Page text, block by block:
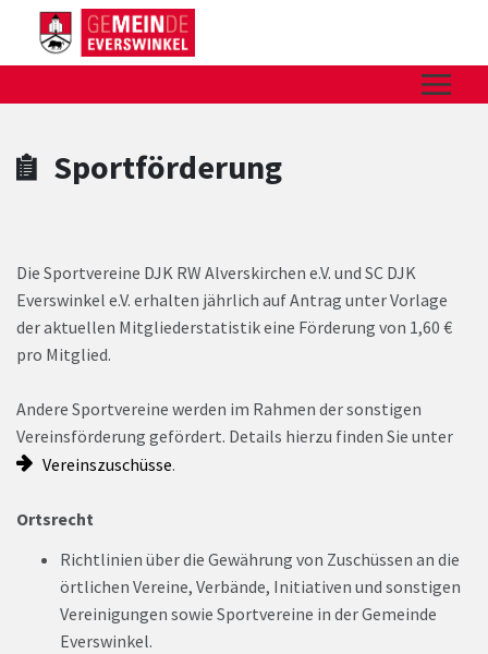
Zum Header
Zum Hauptinhalt
Zum Footer
Zum Hauptinhalt springen
Sportförderung
Die Sportvereine DJK RW Alverskirchen e.V. und SC DJK
Everswinkel e.V. erhalten jährlich auf Antrag unter Vorlage
der aktuellen Mitgliederstatistik eine Förderung von 1,60 €
pro Mitglied.
Andere Sportvereine werden im Rahmen der sonstigen
Vereinsförderung gefördert. Details hierzu finden Sie unter
Vereinszuschüsse.
Ortsrecht
Richtlinien über die Gewährung von Zuschüssen an die
örtlichen Vereine, Verbände, Initiativen und sonstigen
Vereinigungen sowie Sportvereine in der Gemeinde
Everswinkel.